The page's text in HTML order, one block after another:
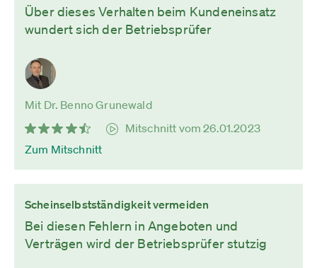
Über dieses Verhalten beim Kundeneinsatz
wundert sich der Betriebsprüfer
Mit Dr. Benno Grunewald
Mitschnitt vom 26.01.2023
Zum Mitschnitt
Scheinselbstständigkeit vermeiden
Bei diesen Fehlern in Angeboten und
Verträgen wird der Betriebsprüfer stutzig